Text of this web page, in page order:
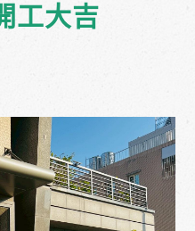
工大吉